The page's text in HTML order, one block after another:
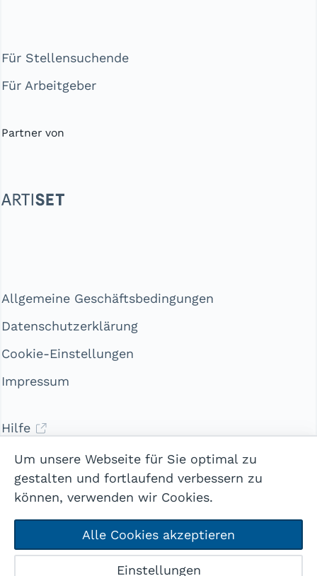
Für Stellensuchende
Für Arbeitgeber
Partner von
Allgemeine Geschäftsbedingungen
Datenschutzerklärung
Cookie-Einstellungen
Impressum
Hilfe
Kontakt
Um unsere Webseite für Sie optimal zu
gestalten und fortlaufend verbessern zu
können, verwenden wir Cookies.
Alle Cookies akzeptieren
Einstellungen